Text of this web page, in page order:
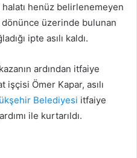
henüz belirlenemeyen
üzerinde bulunan
ipte asılı kaldı.
ardından itfaiye
Ömer Kapar, asılı
Belediyesi itfaiye
ile kurtarıldı.